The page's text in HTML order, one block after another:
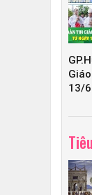
13/